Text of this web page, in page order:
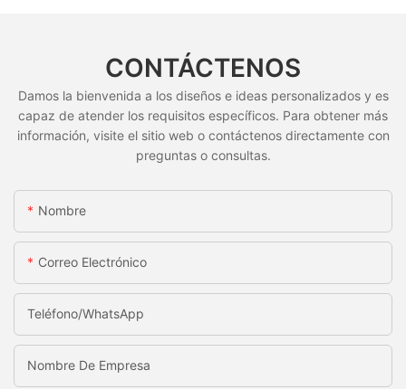
CONTÁCTENOS
Damos la bienvenida a los diseños e ideas personalizados y es
capaz de atender los requisitos específicos. Para obtener más
información, visite el sitio web o contáctenos directamente con
preguntas o consultas.
Nombre
Correo Electrónico
Teléfono/WhatsApp
Nombre De Empresa